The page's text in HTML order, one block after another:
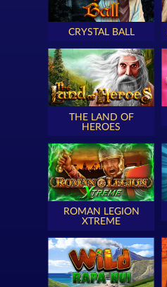
CRYSTAL BALL
THE LAND OF
HEROES
ROMAN LEGION
XTREME